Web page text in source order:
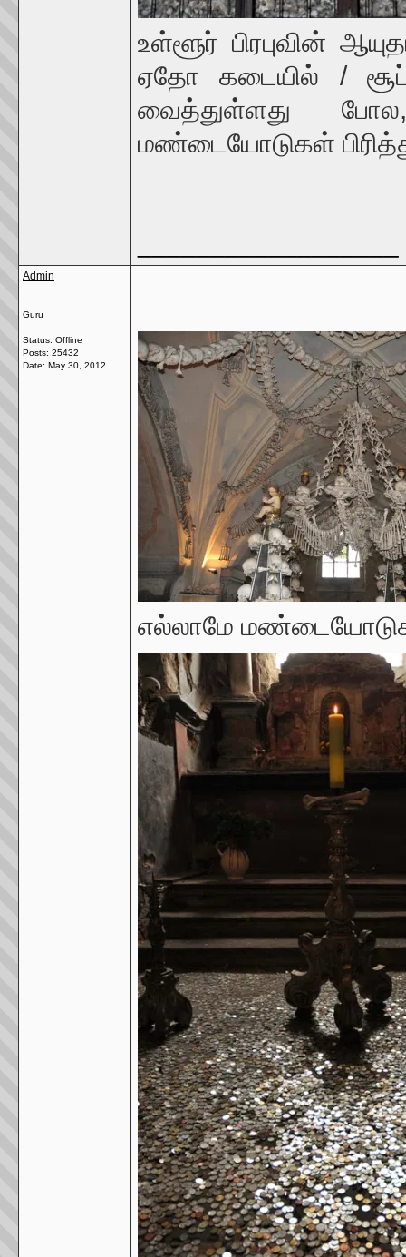
உள்ளூர் பிரபுவின்
ஏதோ கடையில் /
வைத்துள்ளது
மண்டையோடுகள்
Admin
Guru
Status: Offline
Posts: 25432
Date: May 30, 2012
எல்லாமே